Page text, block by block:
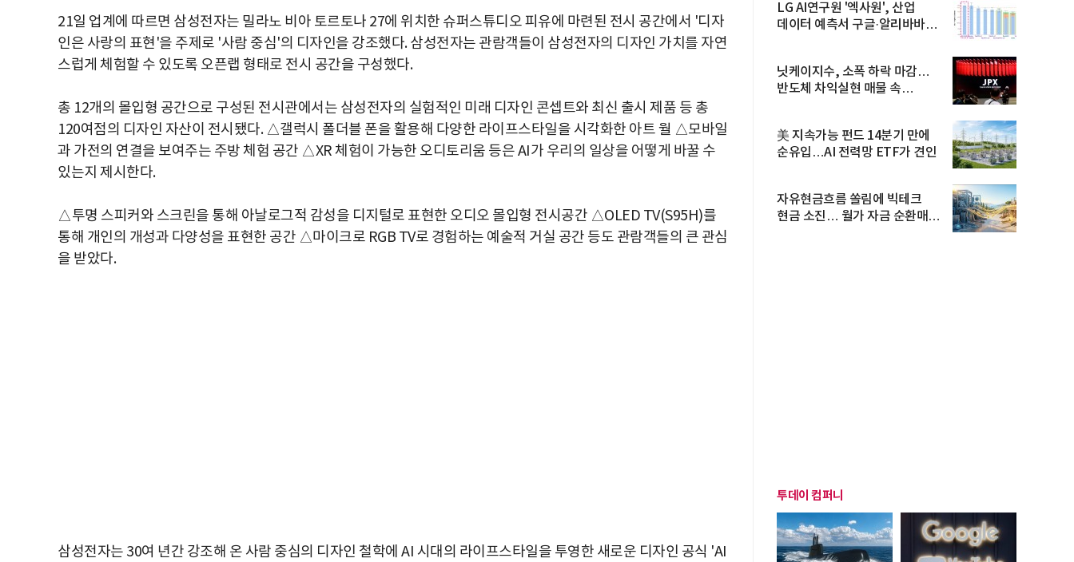
21일 업계에 따르면 삼성전자는 밀라노 비아 토르토나 27에 위치한 슈퍼스튜디오 피유에 마련된 전시 공간에서 '디자
인은 사랑의 표현'을 주제로 '사람 중심'의 디자인을 강조했다. 삼성전자는 관람객들이 삼성전자의 디자인 가치를 자연
스럽게 체험할 수 있도록 오픈랩 형태로 전시 공간을 구성했다.
총 12개의 몰입형 공간으로 구성된 전시관에서는 삼성전자의 실험적인 미래 디자인 콘셉트와 최신 출시 제품 등 총
120여점의 디자인 자산이 전시됐다. △갤럭시 폴더블 폰을 활용해 다양한 라이프스타일을 시각화한 아트 월 △모바일
과 가전의 연결을 보여주는 주방 체험 공간 △XR 체험이 가능한 오디토리움 등은 AI가 우리의 일상을 어떻게 바꿀 수
있는지 제시한다.
△투명 스피커와 스크린을 통해 아날로그적 감성을 디지털로 표현한 오디오 몰입형 전시공간 △OLED TV(S95H)를
통해 개인의 개성과 다양성을 표현한 공간 △마이크로 RGB TV로 경험하는 예술적 거실 공간 등도 관람객들의 큰 관심
을 받았다.
삼성전자는 30여 년간 강조해 온 사람 중심의 디자인 철학에 AI 시대의 라이프스타일을 투영한 새로운 디자인 공식 'AI
LG AI연구원 '엑사원', 산업
데이터 예측서 구글·알리바바
닛케이지수, 소폭 하락 마감…
반도체 차익실현 매물 속
美 지속가능 펀드 14분기 만에
순유입…AI 전력망 ETF가 견인
자유현금흐름 쏠림에 빅테크
현금 소진… 월가 자금 순환매
투데이 컴퍼니